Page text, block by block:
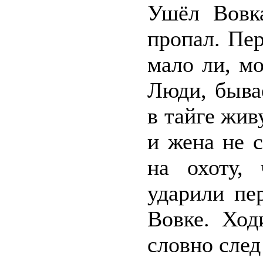
Ушёл
пропал.
мало ли,
Люди,
в тайге
и жена не
на охоту,
ударили
Вовке.
словно